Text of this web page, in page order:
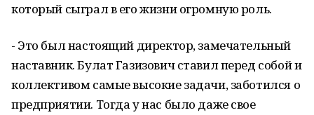
который сыграл в его жизни огромную роль.
- Это был настоящий директор, замечательный
наставник. Булат Газизович ставил перед собой и
коллективом самые высокие задачи, заботился о
предприятии. Тогда у нас было даже свое